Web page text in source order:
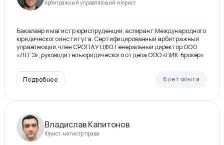
Арбитражный управляющий и юрист
Бакалавр и магистр юриспруденции, аспирант Международного
юридического института. Сертифицированный арбитражный
управляющий, член СРО ПАУ ЦФО. Генеральный директор ООО
«ЛЕГЭ», руководитель юридического отдела ООО «ПИК-Брокер»
Подробнее 6 лет опыта
Владислав Капитонов
Юрист, магистр права